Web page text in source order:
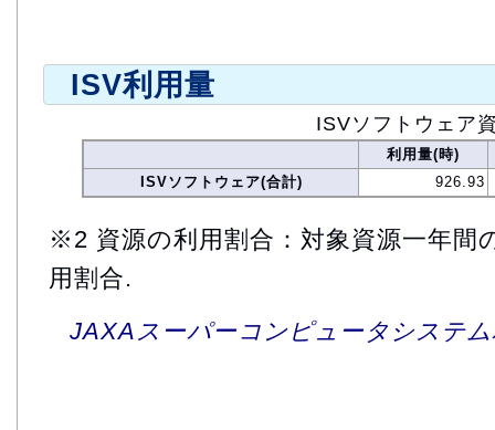
ISV利用量
ISVソフトウェア
利用量(時)
ISVソフトウェア(合計)
926.93
※2 資源の利用割合：対象資源一年間
用割合.
JAXAスーパーコンピュータシステ